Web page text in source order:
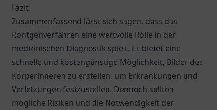
Fazit
Zusammenfassend lässt sich sagen, dass das
Röntgenverfahren eine wertvolle Rolle in der
medizinischen Diagnostik spielt. Es bietet eine
schnelle und kostengünstige Möglichkeit, Bilder des
Körperinneren zu erstellen, um Erkrankungen und
Verletzungen festzustellen. Dennoch sollten
mögliche Risiken und die Notwendigkeit der